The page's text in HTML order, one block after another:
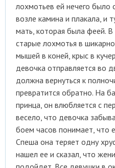
лохмотьев ей нечего было
возле камина и плакала, и
мать, которая была феей.
старые лохмотья в
мышей в коней, крыс в
девочка отправляется во
должна вернуться к
превратится обратно. На
принца, он влюбляется с
весело, что девочка
боем часов понимает, что
Спеша она теряет одну
нашел ее и сказал, что